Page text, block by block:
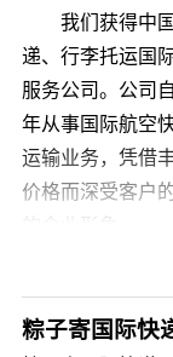
我们不断整合自
作，能根据客户
最准确的线路
服务公司为中国
际、国内EMS特
商，也是目前中
地区以及国内
平台，与我们系
我们获得中国
递、行李托运国
服务公司。公司
年从事国际航空
运输业务，凭借
价格而深受客户
空运、海运拼箱
服务等 各种国际
UPS、FEDEX、
粽子寄国际快